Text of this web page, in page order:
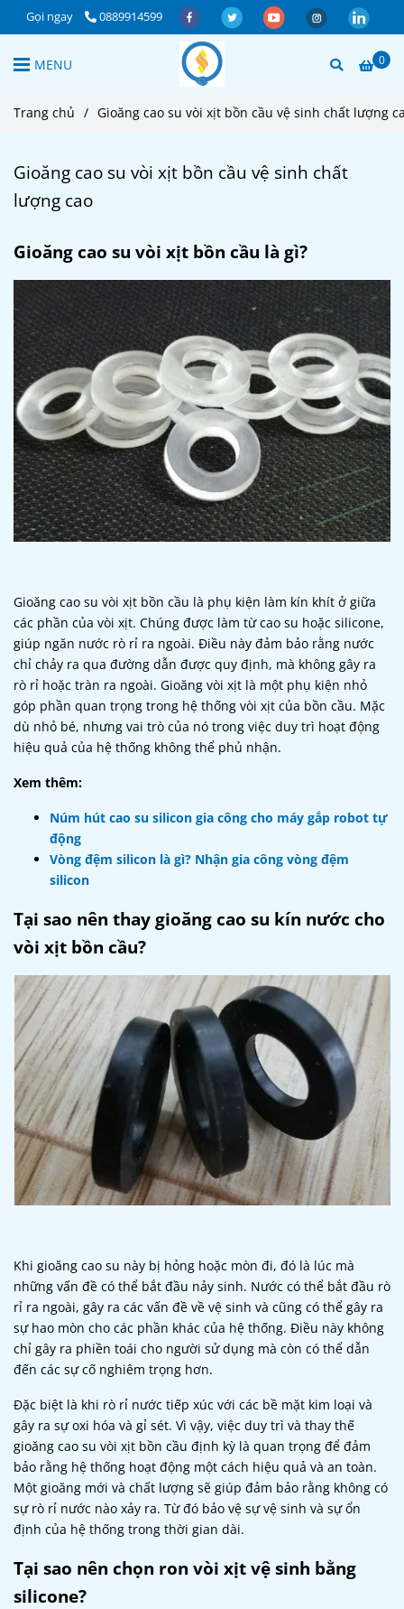
Gọi ngay 0889914599
0
MENU
Trang chủ / Gioăng cao su vòi xịt bồn cầu vệ sinh chất lượng
Gioăng cao su vòi xịt bồn cầu vệ sinh chất
lượng cao
Gioăng cao su vòi xịt bồn cầu là gì?
Gioăng cao su vòi xịt bồn cầu là phụ kiện làm kín khít ở giữa
các phần của vòi xịt. Chúng được làm từ cao su hoặc silicone,
giúp ngăn nước rò rỉ ra ngoài. Điều này đảm bảo rằng nước
chỉ chảy ra qua đường dẫn được quy định, mà không gây ra
rò rỉ hoặc tràn ra ngoài. Gioăng vòi xịt là một phụ kiện nhỏ
góp phần quan trọng trong hệ thống vòi xịt của bồn cầu. Mặc
dù nhỏ bé, nhưng vai trò của nó trong việc duy trì hoạt động
hiệu quả của hệ thống không thể phủ nhận.
Xem thêm:
Núm hút cao su silicon gia công cho máy gắp robot tự
động
Vòng đệm silicon là gì? Nhận gia công vòng đệm
silicon
Tại sao nên thay gioăng cao su kín nước cho
vòi xịt bồn cầu?
Khi gioăng cao su này bị hỏng hoặc mòn đi, đó là lúc mà
những vấn đề có thể bắt đầu nảy sinh. Nước có thể bắt đầu rò
rỉ ra ngoài, gây ra các vấn đề về vệ sinh và cũng có thể gây ra
sự hao mòn cho các phần khác của hệ thống. Điều này không
chỉ gây ra phiền toái cho người sử dụng mà còn có thể dẫn
đến các sự cố nghiêm trọng hơn.
Đặc biệt là khi rò rỉ nước tiếp xúc với các bề mặt kim loại và
gây ra sự oxi hóa và gỉ sét. Vì vậy, việc duy trì và thay thế
gioăng cao su vòi xịt bồn cầu định kỳ là quan trọng để đảm
bảo rằng hệ thống hoạt động một cách hiệu quả và an toàn.
Một gioăng mới và chất lượng sẽ giúp đảm bảo rằng không có
sự rò rỉ nước nào xảy ra. Từ đó bảo vệ sự vệ sinh và sự ổn
định của hệ thống trong thời gian dài.
Tại sao nên chọn ron vòi xịt vệ sinh bằng
silicone?